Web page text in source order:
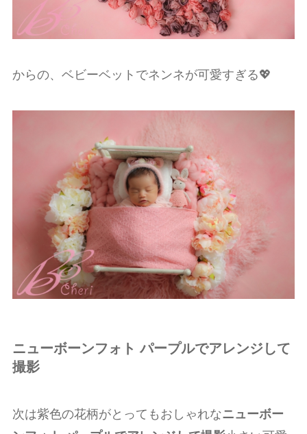
からの、ベビーベットでネンネが可愛すぎる💖
ニューボーンフォト パープルでアレンジして
撮影
次は紫色の花柄がとってもおしゃれなニューボー